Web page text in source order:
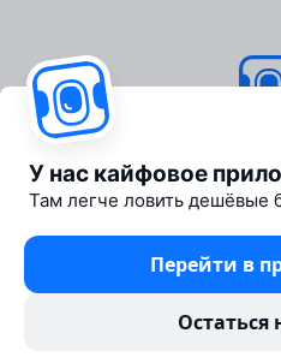
Об
У нас кайфовое
Там легче ловить дешёвые
Перейти в
Остаться